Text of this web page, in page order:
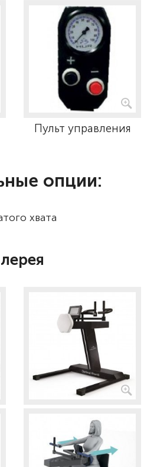
Пульт управления
опции:
хвата